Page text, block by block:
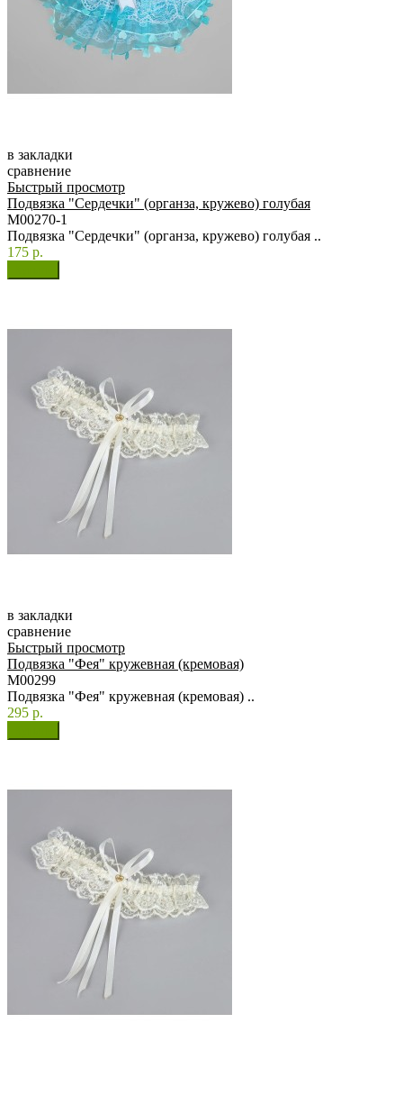
в закладки
сравнение
Быстрый просмотр
Подвязка "Сердечки" (органза, кружево) голубая
М00270-1
Подвязка "Сердечки" (органза, кружево) голубая ..
175 р.
в закладки
сравнение
Быстрый просмотр
Подвязка "Фея" кружевная (кремовая)
М00299
Подвязка "Фея" кружевная (кремовая) ..
295 р.